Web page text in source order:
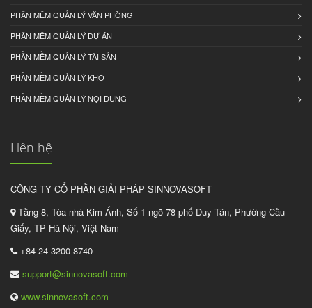
PHẦN MỀM QUẢN LÝ VĂN PHÒNG
PHẦN MỀM QUẢN LÝ DỰ ÁN
PHẦN MỀM QUẢN LÝ TÀI SẢN
PHẦN MỀM QUẢN LÝ KHO
PHẦN MỀM QUẢN LÝ NỘI DUNG
Liên hệ
CÔNG TY CỔ PHẦN GIẢI PHÁP SINNOVASOFT
Tầng 8, Tòa nhà Kim Ánh, Số 1 ngõ 78 phố Duy Tân, Phường Cầu
Giấy, TP Hà Nội, Việt Nam
+84 24 3200 8740
support@sinnovasoft.com
www.sinnovasoft.com